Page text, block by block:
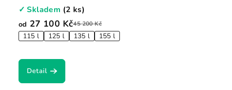
od 27 100 Kč45 200 Kč
115 l 125 l 135 l 155 l
✓ Skladem (2 ks)
Detail